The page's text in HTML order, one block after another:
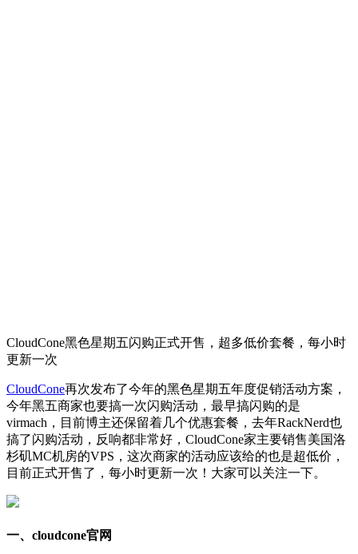
CloudCone黑色星期五闪购正式开售，超多低价套餐，每小时
更新一次
CloudCone再次发布了今年的黑色星期五年度促销活动方案，
今年黑五商家也要搞一次闪购活动，最早搞闪购的是
virmach，目前博主还保留着几个优惠套餐，去年RackNerd也
搞了闪购活动，反响都非常好，CloudCone家主要销售美国洛
杉矶MC机房的VPS，这次商家的活动应该给的也是超低价，
目前正式开售了，每小时更新一次！大家可以关注一下。
一、cloudcone官网